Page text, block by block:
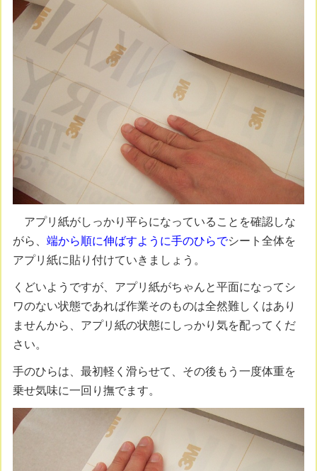
アプリ紙がしっかり平らになっていることを確認しな
がら、端から順に伸ばすように手のひらでシート全体を
アプリ紙に貼り付けていきましょう。
くどいようですが、アプリ紙がちゃんと平面になってシ
ワのない状態であれば作業そのものは全然難しくはあり
ませんから、アプリ紙の状態にしっかり気を配ってくだ
さい。
手のひらは、最初軽く滑らせて、その後もう一度体重を
乗せ気味に一回り撫でます。